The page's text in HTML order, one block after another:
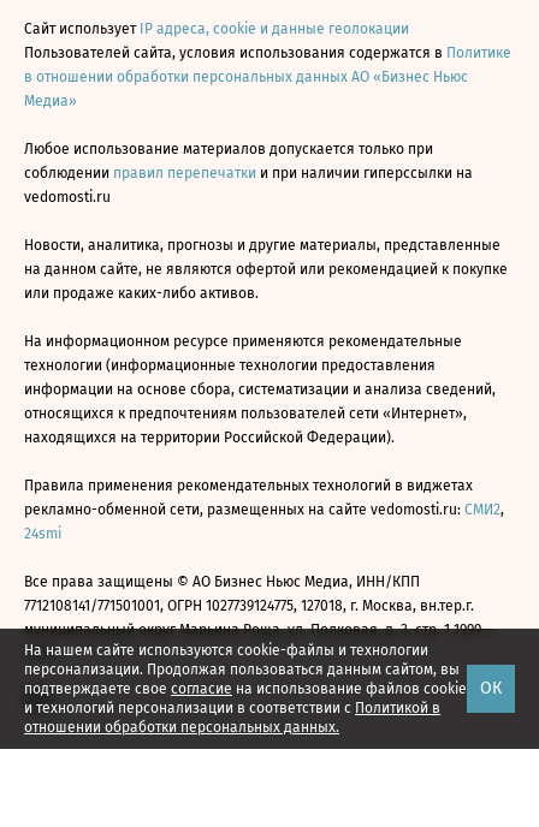
На нашем сайте используются cookie-файлы и технологии
персонализации. Продолжая пользоваться данным сайтом, вы
подтверждаете свое согласие на использование файлов cookie
и технологий персонализации в соответствии с Политикой в
отношении обработки персональных данных.
ОК
Сайт использует IP адреса, cookie и данные геолокации
Пользователей сайта, условия использования содержатся в Политике
в отношении обработки персональных данных АО «Бизнес Ньюс
Медиа»
Любое использование материалов допускается только при
соблюдении правил перепечатки и при наличии гиперссылки на
vedomosti.ru
Новости, аналитика, прогнозы и другие материалы, представленные
на данном сайте, не являются офертой или рекомендацией к покупке
или продаже каких-либо активов.
На информационном ресурсе применяются рекомендательные
технологии (информационные технологии предоставления
информации на основе сбора, систематизации и анализа сведений,
относящихся к предпочтениям пользователей сети «Интернет»,
находящихся на территории Российской Федерации).
Правила применения рекомендательных технологий в виджетах
рекламно-обменной сети, размещенных на сайте vedomosti.ru: СМИ2,
24smi
Все права защищены © АО Бизнес Ньюс Медиа, ИНН/КПП
7712108141/771501001, ОГРН 1027739124775, 127018, г. Москва, вн.тер.г.
муниципальный округ Марьина Роща, ул. Полковая, д. 3, стр. 1 1999—
2026